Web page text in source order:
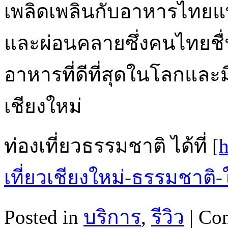
เพลิดเพลินกับอาหารไทย
และผ่อนคลายซึ่งคนไทย
อาหารที่ดีที่สุดในโลกแล
เชียงใหม่
ท่องเที่ยวธรรมชาติ ได้ที่ [
เที่ยวเชียงใหม่-ธรรมชาติ-
Posted in บริการ,รีวิว |